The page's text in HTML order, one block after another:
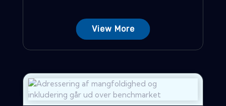
View More